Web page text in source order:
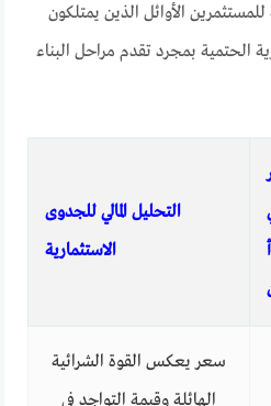
الأوائل الذين يمتلكون
الحتمية بمجرد تقدم مراحل البناء
التحليل المالي للجدوى
الاستثمارية
سعر يعكس القوة الشرائية
الهائلة وقيمة التواجد في